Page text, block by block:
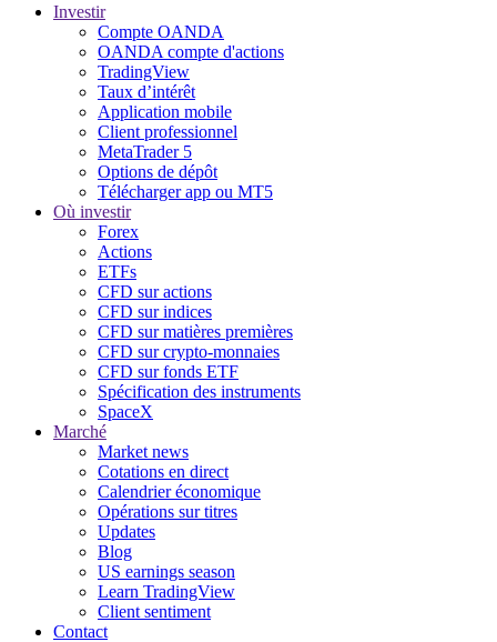
Investir
Compte OANDA
OANDA compte d'actions
TradingView
Taux d’intérêt
Application mobile
Client professionnel
MetaTrader 5
Options de dépôt
Télécharger app ou MT5
Où investir
Forex
Actions
ETFs
CFD sur actions
CFD sur indices
CFD sur matières premières
CFD sur crypto-monnaies
CFD sur fonds ETF
Spécification des instruments
SpaceX
Marché
Market news
Cotations en direct
Calendrier économique
Opérations sur titres
Updates
Blog
US earnings season
Learn TradingView
Client sentiment
Contact